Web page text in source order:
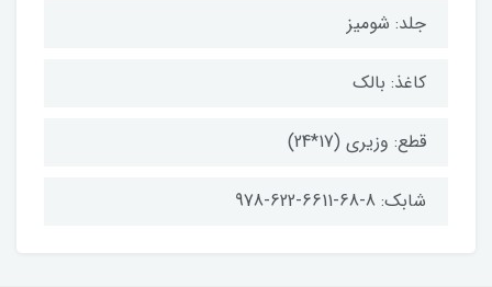
جلد: شومیز
کاغذ: بالک
قطع: وزیری (17*24)
شابک: 8-68-6611-622-978